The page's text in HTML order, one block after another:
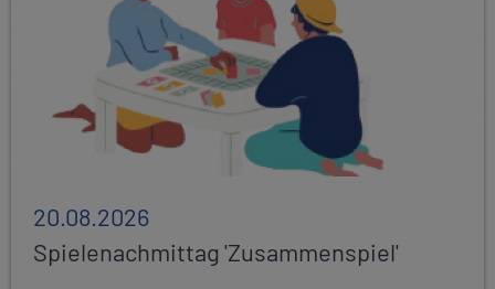
20.08.2026
Spielenachmittag 'Zusammenspiel'